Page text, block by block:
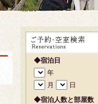
◆宿泊日
年
月
日
◆宿泊人数と部屋数